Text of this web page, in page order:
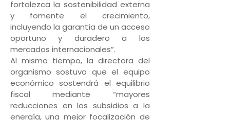
fortalezca la sostenibilidad externa
y fomente el crecimiento,
incluyendo la garantía de un acceso
oportuno y duradero a los
mercados internacionales”.
Al mismo tiempo, la directora del
organismo sostuvo que el equipo
económico sostendrá el equilibrio
fiscal mediante “mayores
reducciones en los subsidios a la
energía, una mejor focalización de